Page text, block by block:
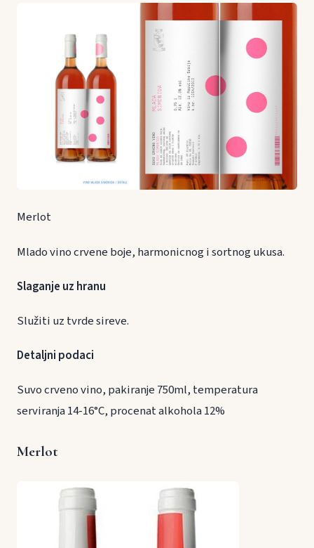
Merlot
Mlado vino crvene boje, harmonicnog i sortnog ukusa.
Slaganje uz hranu
Služiti uz tvrde sireve.
Detaljni podaci
Suvo crveno vino, pakiranje 750ml, temperatura
serviranja 14-16°C, procenat alkohola 12%
Merlot